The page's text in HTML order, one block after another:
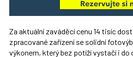
Za aktuální zaváděcí cenu 14 tisíc
zpracované zařízení se solidní
výkonem, který bez potíží vystačí i do